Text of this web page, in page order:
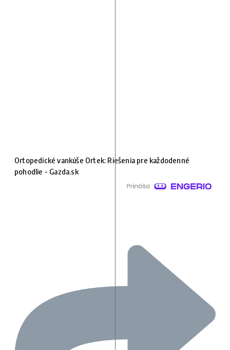
Ortopedické vankúše Ortek: Riešenia pre každodenné
pohodlie - Gazda.sk